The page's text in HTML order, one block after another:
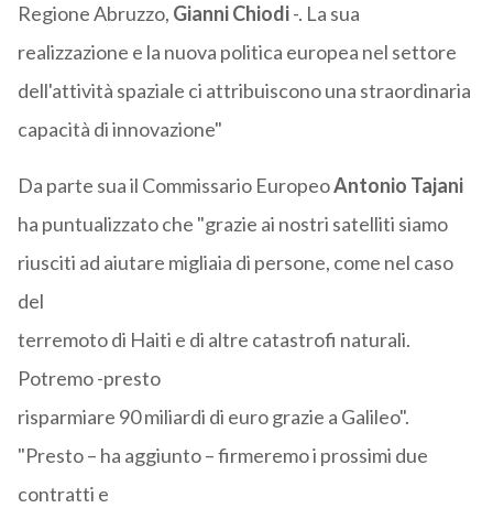
Regione Abruzzo, Gianni Chiodi-. La sua
realizzazione e la nuova politica europea nel settore
dell'attività spaziale ci attribuiscono una straordinaria
capacità di innovazione"
Da parte sua il Commissario EuropeoAntonio Tajani
ha puntualizzato che "grazie ai nostri satelliti siamo
riusciti ad aiutare migliaia di persone, come nel caso
del
terremoto di Haiti e di altre catastrofi naturali.
Potremo -presto
risparmiare 90 miliardi di euro grazie a Galileo".
"Presto – ha aggiunto – firmeremo i prossimi due
contratti e